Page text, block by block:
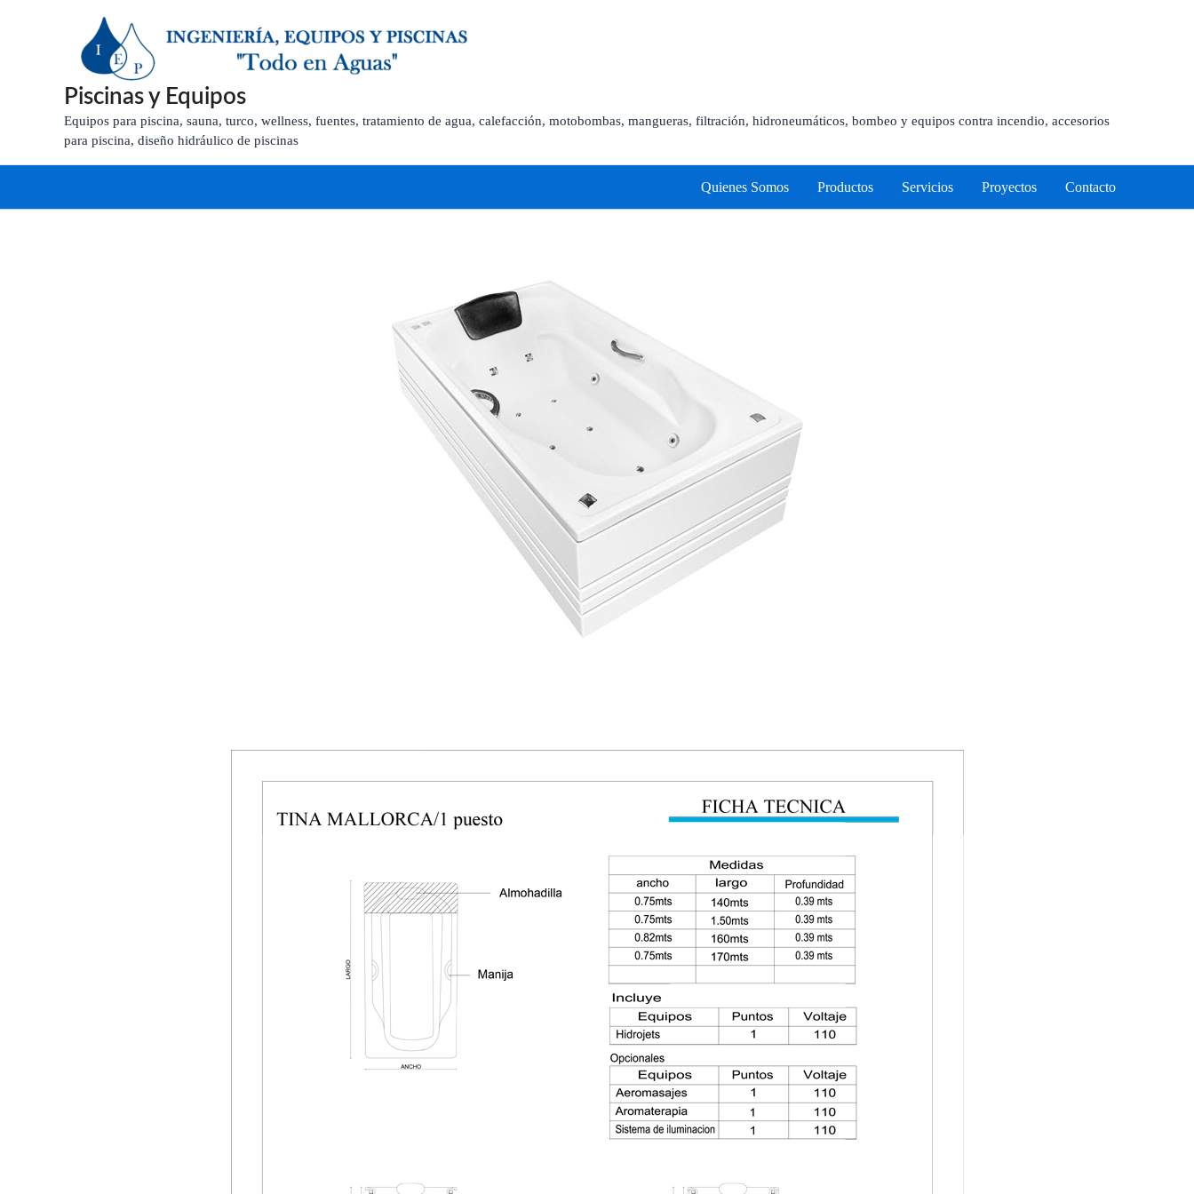
Piscinas y Equipos
Equipos para piscina, sauna, turco, wellness, fuentes, tratamiento de agua, calefacción, motobombas, mangueras, filtración, hidroneumáticos, bombeo y equipos contra incendio, accesorios
para piscina, diseño hidráulico de piscinas
Quienes Somos Productos Servicios Proyectos Contacto